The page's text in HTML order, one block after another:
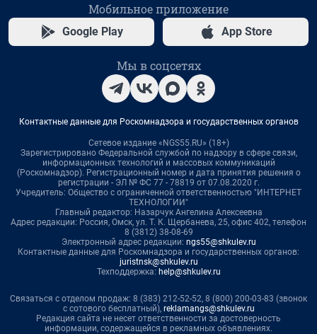
Мобильное приложение
Google Play App Store
Мы в соцсетях
Контактные данные для Роскомнадзора и государственных органов
Сетевое издание «NGS55.RU» (18+)
Зарегистрировано Федеральной службой по надзору в сфере связи,
информационных технологий и массовых коммуникаций
(Роскомнадзор). Регистрационный номер и дата принятия решения о
регистрации - ЭЛ № ФС 77 - 78819 от 07.08.2020 г.
Учредитель: Общество с ограниченной ответственностью "ИНТЕРНЕТ
ТЕХНОЛОГИИ"
Главный редактор: Назарчук Ангелина Алексеевна
Адрес редакции: Россия, Омск, ул. Т. К. Щербанева, 25, офис 402, телефон
8 (3812) 38-08-69
Электронный адрес редакции: ngs55@shkulev.ru
Контактные данные для Роскомнадзора и государственных органов:
juristnsk@shkulev.ru
Техподдержка: help@shkulev.ru
Связаться с отделом продаж: 8 (383) 212-52-52, 8 (800) 200-03-83 (звонок
с сотового бесплатный), reklamangs@shkulev.ru
Редакция сайта не несет ответственности за достоверность
информации, содержащейся в рекламных объявлениях.